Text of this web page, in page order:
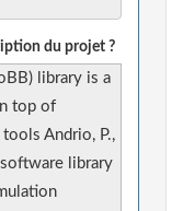
du projet ?
library is a
top of
Andrio, P.,
library